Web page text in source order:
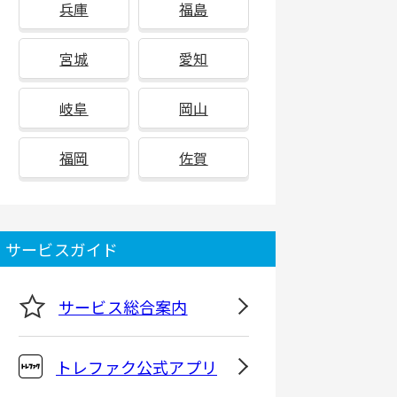
兵庫 福島
宮城 愛知
岐阜 岡山
福岡 佐賀
サービスガイド
サービス総合案内
トレファク公式アプリ